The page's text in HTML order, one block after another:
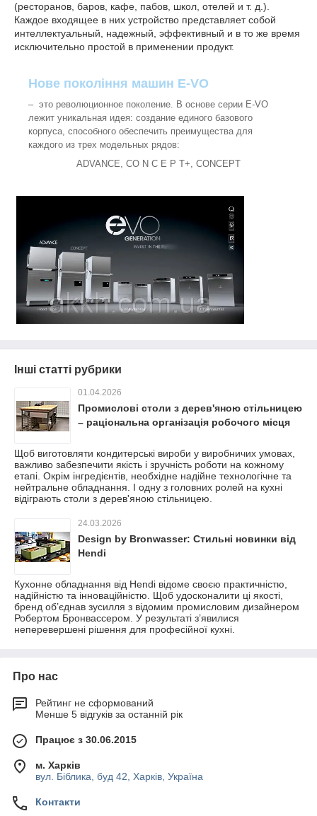
Нове покоління машин E-VO
– это революционное поколение. В основе серии E-VO
лежит уникальная идея: создание единого базового
корпуса, способного обеспечить преимущества для
каждого из трех модельных рядов:
ADVANCE, CO N C E P T+, CONCEPT
(ресторанов, баров, кафе, пабов, школ, отелей и т. д.).
Каждое входящее в них устройство представляет собой
интеллектуальный, надежный, эффективный и в то же время
исключительно простой в применении продукт.
Інші статті рубрики
01.04.2026
Промислові столи з дерев'яною стільницею
– раціональна організація робочого місця
Щоб виготовляти кондитерські вироби у виробничих умовах,
важливо забезпечити якість і зручність роботи на кожному
етапі. Окрім інгредієнтів, необхідне надійне технологічне та
нейтральне обладнання. І одну з головних ролей на кухні
відіграють столи з дерев'яною стільницею.
24.03.2026
Design by Bronwasser: Стильні новинки від
Hendi
Кухонне обладнання від Hendi відоме своєю практичністю,
надійністю та інноваційністю. Щоб удосконалити ці якості,
бренд об’єднав зусилля з відомим промисловим дизайнером
Робертом Бронвассером. У результаті з’явилися
неперевершені рішення для професійної кухні.
Про нас
Рейтинг не сформований
Менше 5 відгуків за останній рік
Працює з 30.06.2015
м. Харків
вул. Біблика, буд 42, Харків, Україна
Контакти